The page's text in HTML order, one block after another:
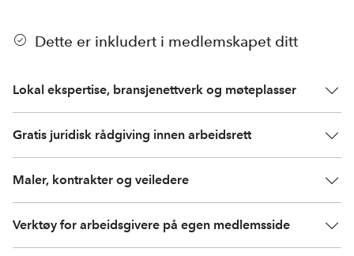
Dette er inkludert i medlemskapet ditt
Lokal ekspertise, bransjenettverk og møteplasser
Gratis juridisk rådgiving innen arbeidsrett
Maler, kontrakter og veiledere
Verktøy for arbeidsgivere på egen medlemsside